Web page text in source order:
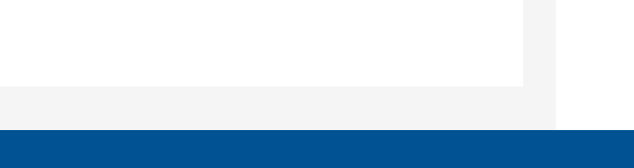
5.2亿元鲁华泓锦环烯烃共聚物（二期）